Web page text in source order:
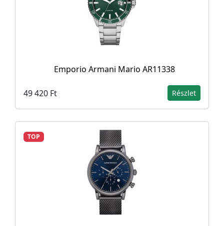
Emporio Armani Mario AR11338
49 420 Ft Részlet
TOP